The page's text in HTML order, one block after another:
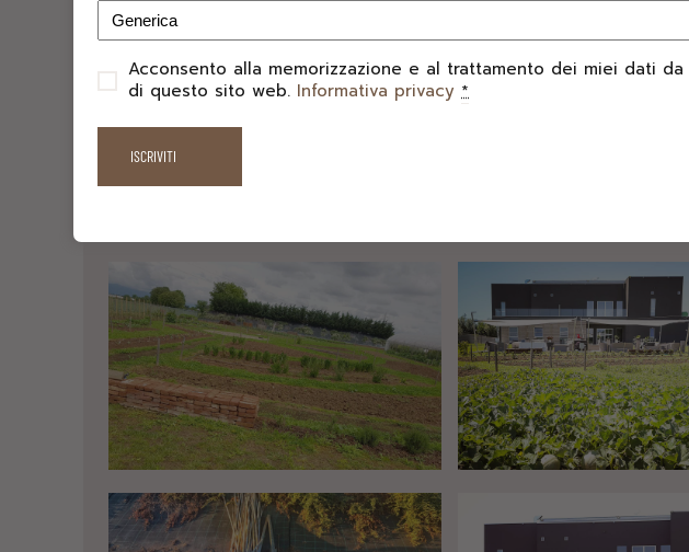
PRIVACY
Acconsento alla memorizzazione e al trattamento dei miei dati
di questo sito web. Informativa privacy *